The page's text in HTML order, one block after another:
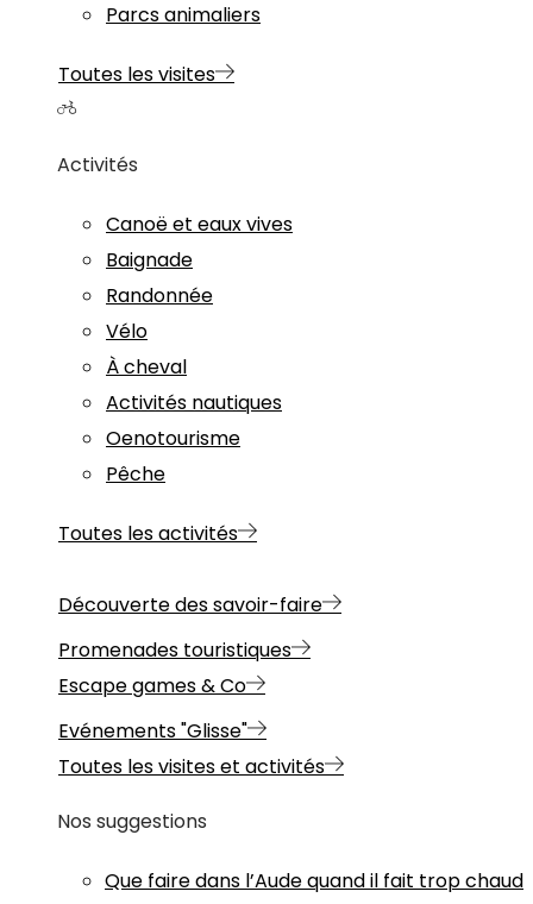
Parcs animaliers
Toutes les visites
Activités
Canoë et eaux vives
Baignade
Randonnée
Vélo
À cheval
Activités nautiques
Oenotourisme
Pêche
Toutes les activités
Découverte des savoir-faire
Promenades touristiques
Escape games & Co
Evénements "Glisse"
Toutes les visites et activités
Nos suggestions
Que faire dans l’Aude quand il fait trop chaud